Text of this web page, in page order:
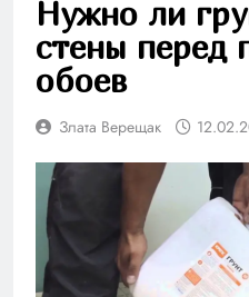
Нужно ли
стены перед
обоев
Злата Верещак